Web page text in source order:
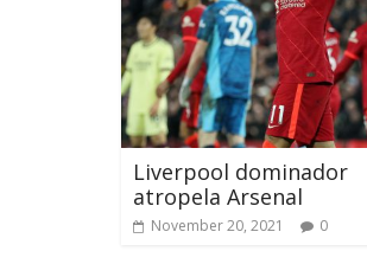
Liverpool dominador
atropela Arsenal
November 20, 2021 0